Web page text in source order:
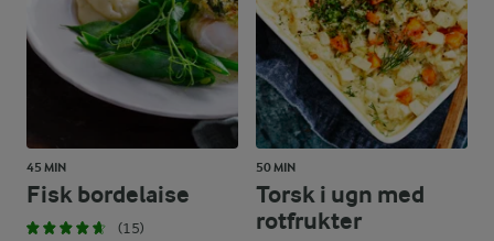
45 MIN
Fisk bordelaise
(15)
50 MIN
Torsk i ugn med
rotfrukter